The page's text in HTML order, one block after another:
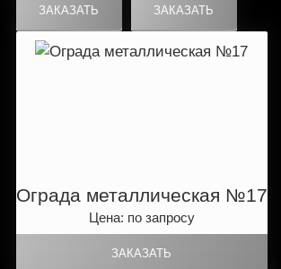
Ограда металлическая №17
Цена: по запросу